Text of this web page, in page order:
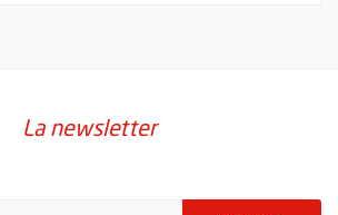
La newsletter